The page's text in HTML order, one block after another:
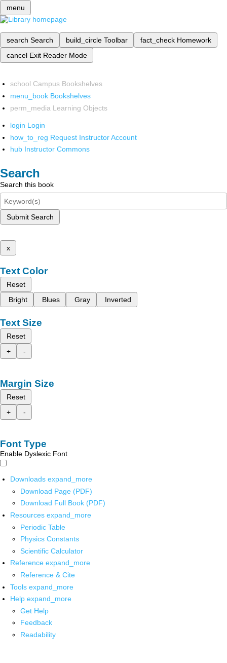
menu
search Search build_circle Toolbar fact_check Homework
cancel Exit Reader Mode
school Campus Bookshelves
menu_book Bookshelves
perm_media Learning Objects
login Login
how_to_reg Request Instructor Account
hub Instructor Commons
Search
Search this book
Submit Search
x
Text Color
Reset
Bright
Blues Gray Inverted
Text Size
Reset
+
-
Margin Size
Reset
+
-
Font Type
Enable Dyslexic Font
Downloads expand_more
Download Page (PDF)
Download Full Book (PDF)
Resources expand_more
Periodic Table
Physics Constants
Scientific Calculator
Reference expand_more
Reference & Cite
Tools expand_more
Help expand_more
Get Help
Feedback
Readability